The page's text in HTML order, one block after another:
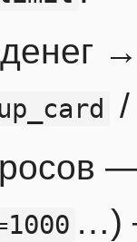
денег
…)